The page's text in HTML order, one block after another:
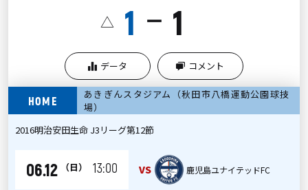
△ 1 ー 1
データ コメント
HOME
あきぎんスタジアム（秋田市八橋運動公園球技
場）
2016明治安田生命 J3リーグ第12節
06.12 （日） 13:00 VS 鹿児島ユナイテッドFC